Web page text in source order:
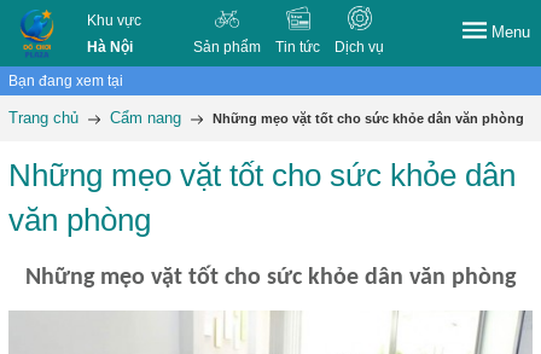
Khu vực
Hà Nội
Sản phẩm Tin tức Dịch vụ
Menu
Bạn đang xem tại
Trang chủ Cẩm nang Những mẹo vặt tốt cho sức khỏe dân văn phòng
Những mẹo vặt tốt cho sức khỏe dân
văn phòng
Những mẹo vặt tốt cho sức khỏe dân văn phòng